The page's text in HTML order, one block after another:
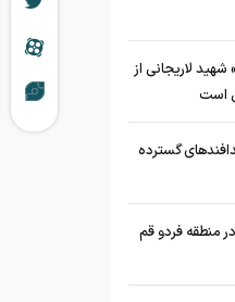
لاریجانی از
است
عبور از پدافند‌های گسترده
منطقه فردو قم